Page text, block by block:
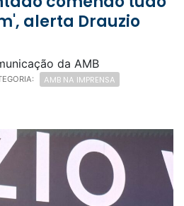
alerta Drauzio
da AMB
AMB NA IMPRENSA